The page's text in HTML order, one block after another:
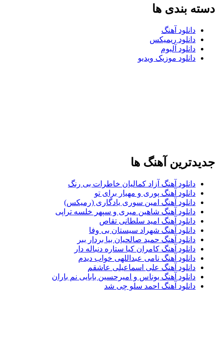
دسته بندی ها
دانلود آهنگ
دانلود ریمیکس
دانلود آلبوم
دانلود موزیک ویدیو
جدیدترین آهنگ ها
دانلود آهنگ آزاد کمالیان خاطرات بی رنگ
دانلود آهنگ پوری و مهیار برای تو
دانلود آهنگ امین سوری یادگاری (رمیکس)
دانلود آهنگ شاهین میری و سپهر خلسه تراپی
دانلود آهنگ امید سلطانی تقاص
دانلود آهنگ شهراد سیستان بی وفا
دانلود آهنگ حمید صالحیان بیا بردار ببر
دانلود آهنگ کامران کیا ستاره دنباله دار
دانلود آهنگ نامی عبداللهی خواب دیدم
دانلود آهنگ علی اسماعیلی عاشقم
دانلود آهنگ یوناس و امیرحسین بابایی نم باران
دانلود آهنگ احمد سلو چی شد